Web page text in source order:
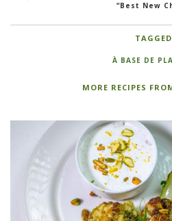
“Best New
TAGGED
À BASE DE
MORE RECIPES